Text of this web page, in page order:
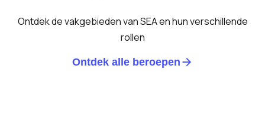
Ontdek de vakgebieden van SEA en hun verschillende
rollen
Ontdek alle beroepen